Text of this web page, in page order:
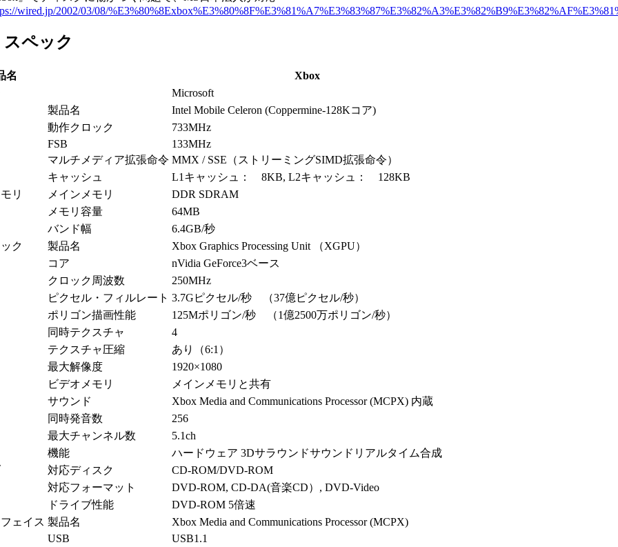
wired.jp/2002/03/08/
スペック
名
Xbox
Microsoft
製品名
Intel Mobile Celeron (Coppermine-128Kコア)
動作クロック
733MHz
FSB
133MHz
マルチメディア拡張命令 MMX / SSE（ストリーミングSIMD拡張命令）
キャッシュ
L1キャッシュ： 8KB, L2キャッシュ： 128KB
リ
メインメモリ
DDR SDRAM
メモリ容量
64MB
バンド幅
6.4GB/秒
ク
製品名
Xbox Graphics Processing Unit （XGPU）
コア
nVidia GeForce3ベース
クロック周波数
250MHz
ピクセル・フィルレート 3.7Gピクセル/秒 （37億ピクセル/秒）
ポリゴン描画性能
125Mポリゴン/秒 （1億2500万ポリゴン/秒）
同時テクスチャ
4
テクスチャ圧縮
あり（6:1）
最大解像度
1920×1080
ビデオメモリ
メインメモリと共有
サウンド
Xbox Media and Communications Processor (MCPX) 内蔵
同時発音数
256
最大チャンネル数
5.1ch
機能
ハードウェア 3Dサラウンドサウンドリアルタイム合成
対応ディスク
CD-ROM/DVD-ROM
対応フォーマット
DVD-ROM, CD-DA(音楽CD）, DVD-Video
ドライブ性能
DVD-ROM 5倍速
ェイス 製品名
Xbox Media and Communications Processor (MCPX)
USB
USB1.1